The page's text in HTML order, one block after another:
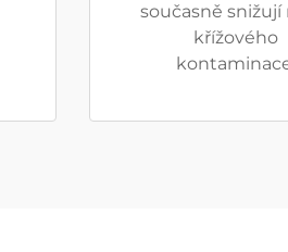
současně snižují
křížového